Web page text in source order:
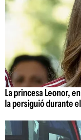
La princesa Leonor,
la persiguió durante